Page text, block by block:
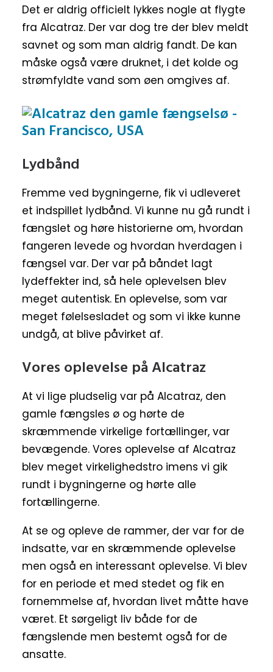
Det er aldrig officielt lykkes nogle at flygte
fra Alcatraz. Der var dog tre der blev meldt
savnet og som man aldrig fandt. De kan
måske også være druknet, i det kolde og
strømfyldte vand som øen omgives af.
Lydbånd
Fremme ved bygningerne, fik vi udleveret
et indspillet lydbånd. Vi kunne nu gå rundt i
fængslet og høre historierne om, hvordan
fangeren levede og hvordan hverdagen i
fængsel var. Der var på båndet lagt
lydeffekter ind, så hele oplevelsen blev
meget autentisk. En oplevelse, som var
meget følelsesladet og som vi ikke kunne
undgå, at blive påvirket af.
Vores oplevelse på Alcatraz
At vi lige pludselig var på Alcatraz, den
gamle fængsles ø og hørte de
skræmmende virkelige fortællinger, var
bevægende. Vores oplevelse af Alcatraz
blev meget virkelighedstro imens vi gik
rundt i bygningerne og hørte alle
fortællingerne.
At se og opleve de rammer, der var for de
indsatte, var en skræmmende oplevelse
men også en interessant oplevelse. Vi blev
for en periode et med stedet og fik en
fornemmelse af, hvordan livet måtte have
været. Et sørgeligt liv både for de
fængslende men bestemt også for de
ansatte.